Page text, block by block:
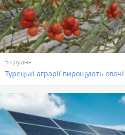
5 грудня
Турецькі аграрії вирощують